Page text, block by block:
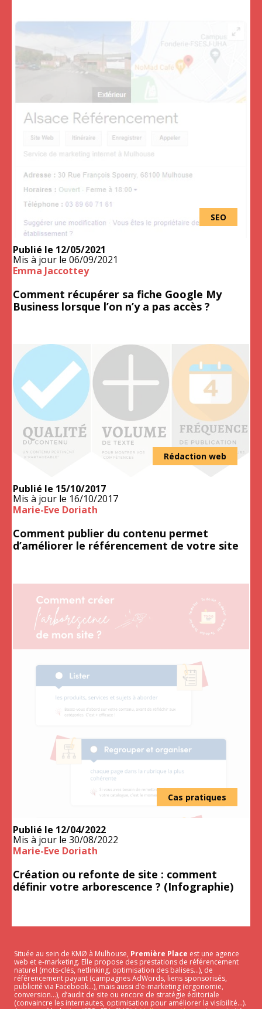
SEO
Publié le 12/05/2021
Mis à jour le 06/09/2021
Emma Jaccottey
Comment récupérer sa fiche Google My
Business lorsque l’on n’y a pas accès ?
Rédaction web
Publié le 15/10/2017
Mis à jour le 16/10/2017
Marie-Eve Doriath
Comment publier du contenu permet
d’améliorer le référencement de votre site
Cas pratiques
Publié le 12/04/2022
Mis à jour le 30/08/2022
Marie-Eve Doriath
Création ou refonte de site : comment
définir votre arborescence ? (Infographie)
Située au sein de KMØ à Mulhouse, Première Place est une agence
web et e-marketing. Elle propose des prestations de référencement
naturel (mots-clés, netlinking, optimisation des balises…), de
référencement payant (campagnes AdWords, liens sponsorisés,
publicité via Facebook…), mais aussi d’e-marketing (ergonomie,
conversion…), d’audit de site ou encore de stratégie éditoriale
(convaincre les internautes, optimisation pour améliorer la visibilité…).